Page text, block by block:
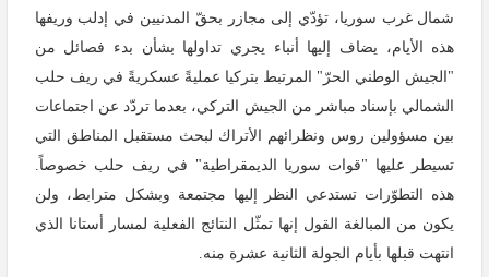
شمال غرب سوريا، تؤدّي إلى مجازر بحقّ المدنيين في إدلب وريفها
هذه الأيام، يضاف إليها أنباء يجري تداولها بشأن بدء فصائل من
"الجيش الوطني الحرّ" المرتبط بتركيا عمليةً عسكريةً في ريف حلب
الشمالي بإسناد مباشر من الجيش التركي، بعدما تردّد عن اجتماعات
بين مسؤولين روس ونظرائهم الأتراك لبحث مستقبل المناطق التي
تسيطر عليها "قوات سوريا الديمقراطية" في ريف حلب خصوصاً.
هذه التطوّرات تستدعي النظر إليها مجتمعة وبشكل مترابط، ولن
يكون من المبالغة القول إنها تمثّل النتائج الفعلية لمسار أستانا الذي
انتهت قبلها بأيام الجولة الثانية عشرة منه.